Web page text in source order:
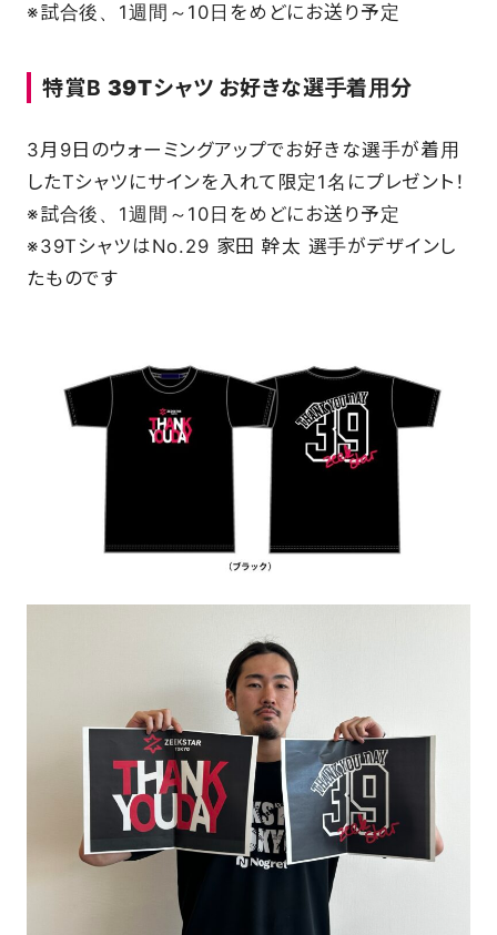
※試合後、1週間～10日をめどにお送り予定
特賞B 39Tシャツ お好きな選手着用分
3月9日のウォーミングアップでお好きな選手が着用
したTシャツにサインを入れて限定1名にプレゼント！
※試合後、1週間～10日をめどにお送り予定
※39TシャツはNo.29 家田 幹太 選手がデザインし
たものです